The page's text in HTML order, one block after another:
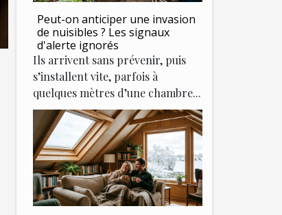
Peut-on anticiper une invasion
de nuisibles ? Les signaux
d'alerte ignorés
Ils arrivent sans prévenir, puis
s’installent vite, parfois à
quelques mètres d’une chambre...